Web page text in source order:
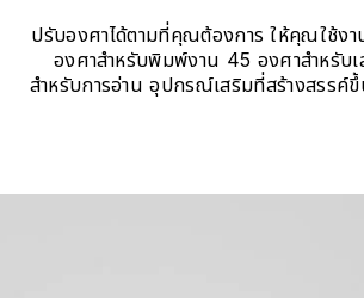
ปรับองศาได้ตามที่คุณต้องการ ให้คุณใช้ง
องศาสำหรับพิมพ์งาน 45 องศาสำหรับ
สำหรับการอ่าน อุปกรณ์เสริมที่สร้างสรรค์